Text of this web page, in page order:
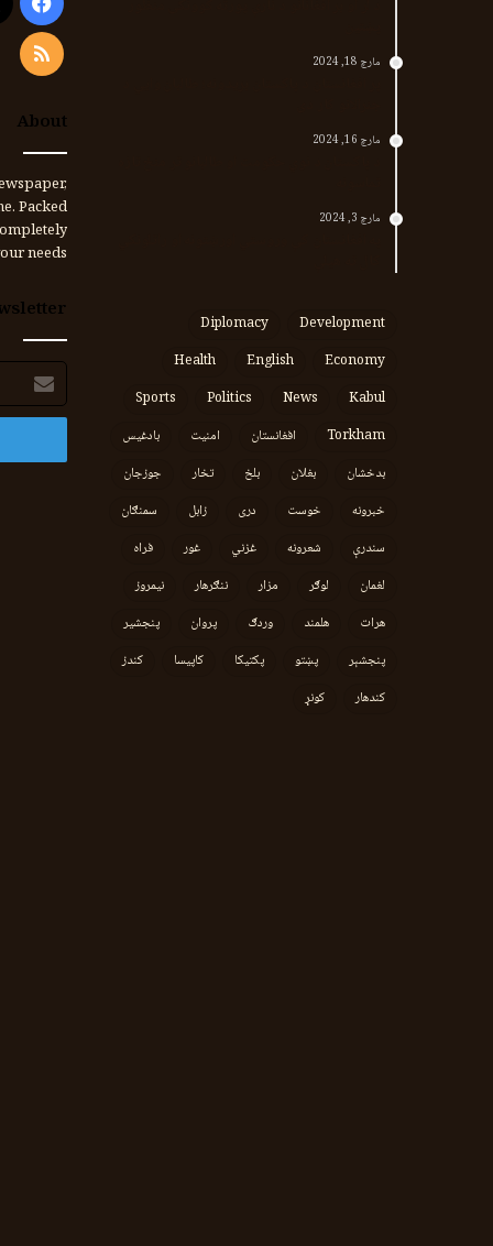
مارچ 18, 2024
مارچ 16, 2024
مارچ 3, 2024
Development
Diplomacy
Economy
English
Health
Kabul
News
Politics
Sports
Torkham
افغانستان امنیت
بادغیس
بدخشان
بغلان بلخ تخار
جوزجان
خبرونه
خوست دری زابل
سمنګان
سندرې
شعرونه غزني غور
فراه
لغمان
لوګر مزار ننګرهار
نیمروز
هرات
هلمند وردګ پروان
پنجشیر
پنجشېر
پښتو پکتیکا کاپیسا
کندز
کندهار
کونړ
RSS
About
Packed
needs.
برېښنالیک
پته